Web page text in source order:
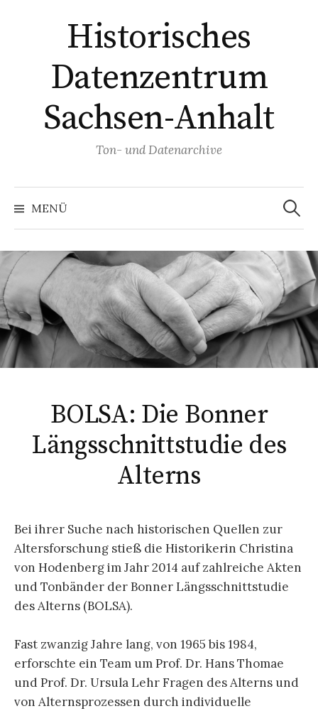
Historisches
Datenzentrum
Sachsen-Anhalt
Ton- und Datenarchive
MENÜ
Suchen
nach:
BOLSA: Die Bonner
Längsschnittstudie des
Alterns
Bei ihrer Suche nach historischen Quellen zur
Altersforschung stieß die Historikerin Christina
von Hodenberg im Jahr 2014 auf zahlreiche Akten
und Tonbänder der Bonner Längsschnittstudie
des Alterns (BOLSA).
Fast zwanzig Jahre lang, von 1965 bis 1984,
erforschte ein Team um Prof. Dr. Hans Thomae
und Prof. Dr. Ursula Lehr Fragen des Alterns und
von Alternsprozessen durch individuelle